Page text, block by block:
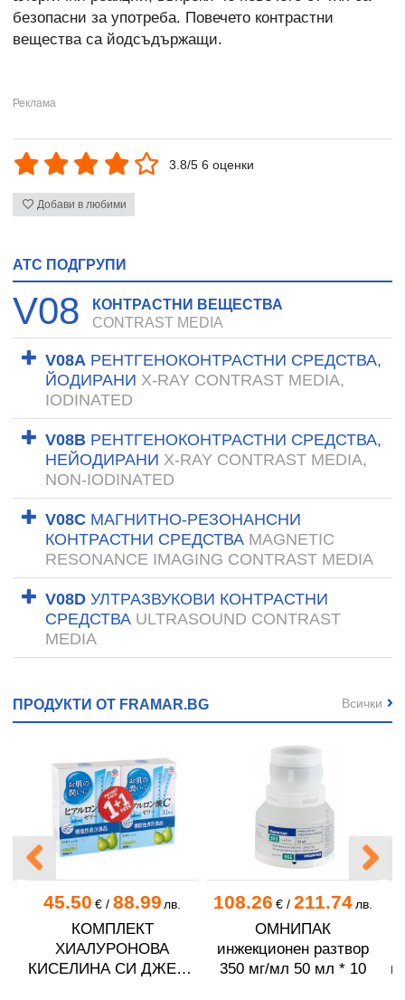
безопасни за употреба. Повечето контрастни
вещества са йодсъдържащи.
3.8/5 6 оценки
Добави в любими
ATC ПОДГРУПИ
V08
КОНТРАСТНИ ВЕЩЕСТВА
CONTRAST MEDIA
V08A РЕНТГЕНОКОНТРАСТНИ СРЕДСТВА,
ЙОДИРАНИ X-RAY CONTRAST MEDIA,
IODINATED
V08B РЕНТГЕНОКОНТРАСТНИ СРЕДСТВА,
НЕЙОДИРАНИ X-RAY CONTRAST MEDIA,
NON-IODINATED
V08C МАГНИТНО-РЕЗОНАНСНИ
КОНТРАСТНИ СРЕДСТВА MAGNETIC
RESONANCE IMAGING CONTRAST MEDIA
V08D УЛТРАЗВУКОВИ КОНТРАСТНИ
СРЕДСТВА ULTRASOUND CONTRAST
MEDIA
ПРОДУКТИ ОТ FRAMAR.BG
45.50 €/ 88.99 лв.
КОМПЛЕКТ
ХИАЛУРОНОВА
КИСЕЛИНА СИ ДЖЕЛИ
108.26 € / 211.74 лв.
ОМНИПАК
инжекционен разтвор
350 мг/мл 50 мл * 10
Всички